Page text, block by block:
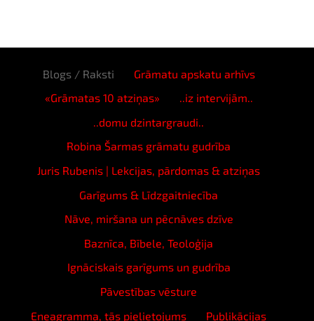
Blogs / Raksti
Grāmatu apskatu arhīvs
«Grāmatas 10 atziņas»
..iz intervijām..
..domu dzintargraudi..
Robina Šarmas grāmatu gudrība
Juris Rubenis | Lekcijas, pārdomas & atziņas
Garīgums & Līdzgaitniecība
Nāve, miršana un pēcnāves dzīve
Baznīca, Bībele, Teoloģija
Ignāciskais garīgums un gudrība
Pāvestības vēsture
Eneagramma, tās pielietojums
Publikācijas